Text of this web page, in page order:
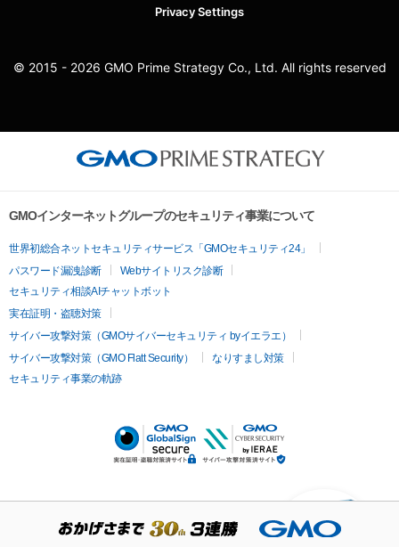
Privacy Settings
© 2015 - 2026 GMO Prime Strategy Co., Ltd. All rights reserved
GMOインターネットグループのセキュリティ事業について
世界初総合ネットセキュリティサービス「GMOセキュリティ24」
パスワード漏洩診断
Webサイトリスク診断
セキュリティ相談AIチャットボット
実在証明・盗聴対策
サイバー攻撃対策（GMOサイバーセキュリティ byイエラエ）
サイバー攻撃対策（GMO Flatt Security）
なりすまし対策
セキュリティ事業の軌跡
KUSANAGIについての質